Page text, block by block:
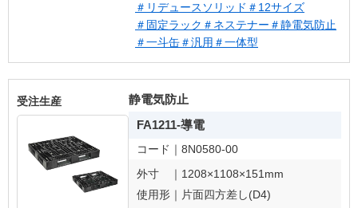
＃リデュースソリッド ＃12サイズ
＃固定ラック ＃ネステナー ＃静電気防止
＃一斗缶＃汎用 ＃一体型
受注生産
静電気防止
FA1211-導電
コード｜ 8N0580-00
外寸 ｜ 1208×1108×151mm
使用形｜ 片面四方差し(D4)